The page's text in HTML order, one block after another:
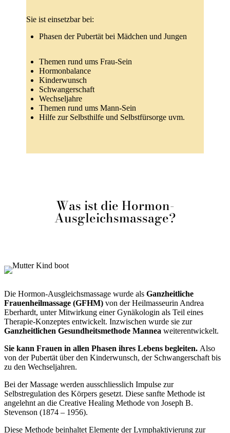
Sie ist einsetzbar bei:
Phasen der Pubertät bei Mädchen und Jungen
Themen rund ums Frau-Sein
Hormonbalance
Kinderwunsch
Schwangerschaft
Wechseljahre
Themen rund ums Mann-Sein
Hilfe zur Selbsthilfe und Selbstfürsorge uvm.
Was ist die Hormon-
Ausgleichsmassage?
Die Hormon-Ausgleichsmassage wurde als Ganzheitliche
Frauenheilmassage (GFHM) von der Heilmasseurin Andrea
Eberhardt, unter Mitwirkung einer Gynäkologin als Teil eines
Therapie-Konzeptes entwickelt. Inzwischen wurde sie zur
Ganzheitlichen Gesundheitsmethode Mannea weiterentwickelt.
Sie kann Frauen in allen Phasen ihres Lebens begleiten. Also
von der Pubertät über den Kinderwunsch, der Schwangerschaft bis
zu den Wechseljahren.
Bei der Massage werden ausschliesslich Impulse zur
Selbstregulation des Körpers gesetzt. Diese sanfte Methode ist
angelehnt an die Creative Healing Methode von Joseph B.
Stevenson (1874 – 1956).
Diese Methode beinhaltet Elemente der Lymphaktivierung zur